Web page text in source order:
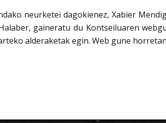
neurketei dagokienez, Xabier
gaineratu du Kontseiluaren
alderaketak egin. Web gune